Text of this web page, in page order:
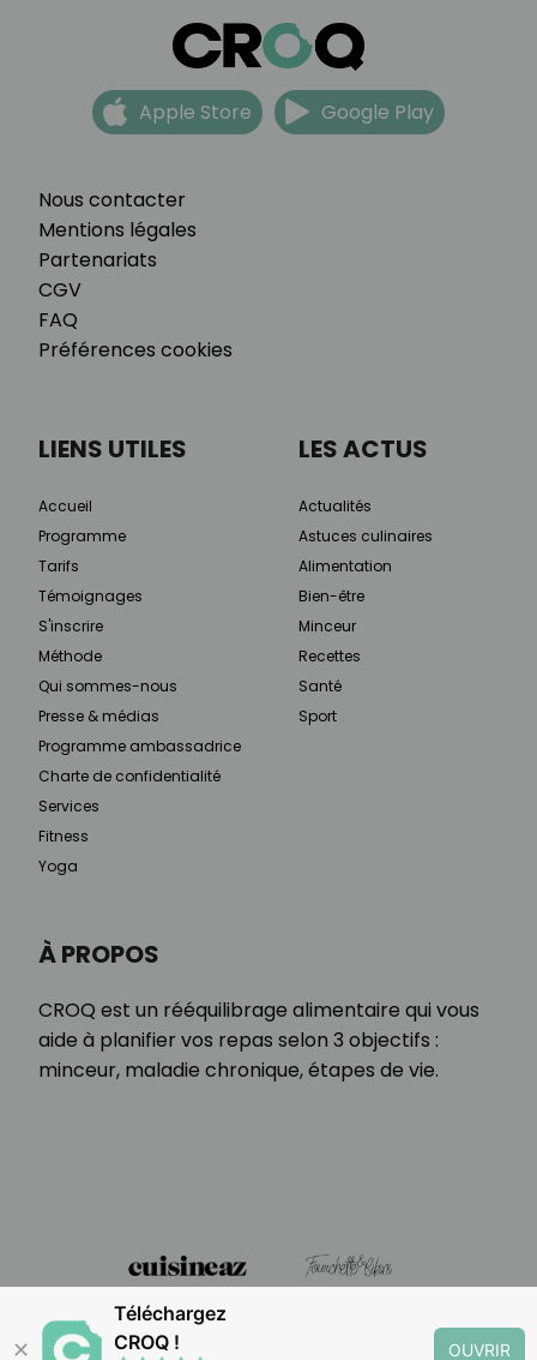
Nous contacter
Mentions légales
Partenariats
CGV
FAQ
Préférences cookies
Apple Store Google Play
À PROPOS
CROQ est un rééquilibrage alimentaire qui vous
aide à planifier vos repas selon 3 objectifs :
minceur, maladie chronique, étapes de vie.
LIENS UTILES
Accueil
Programme
Tarifs
Témoignages
S'inscrire
Méthode
Qui sommes-nous
Presse & médias
Programme ambassadrice
Charte de confidentialité
Services
Fitness
Yoga
LES ACTUS
Actualités
Astuces culinaires
Alimentation
Bien-être
Minceur
Recettes
Santé
Sport
✕
Téléchargez
CROQ !
OUVRIR